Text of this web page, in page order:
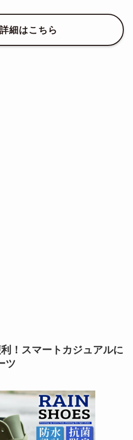
細はこちら
！スマートカジュアルに
ツ